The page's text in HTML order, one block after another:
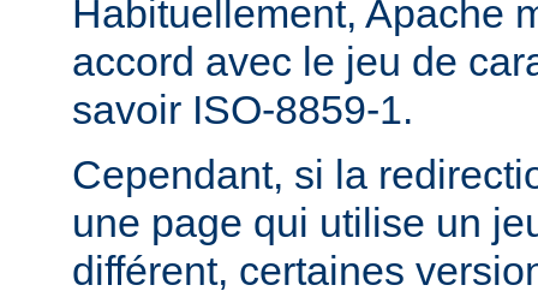
Habituellement, Apache
accord avec le jeu de
savoir ISO-8859-1.
Cependant, si la
une page qui utilise un
différent, certaines